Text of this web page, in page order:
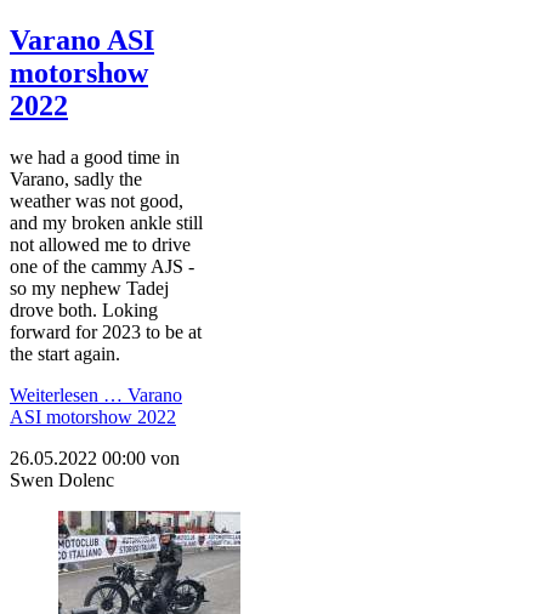
Varano ASI
motorshow
2022
we had a good time in
Varano, sadly the
weather was not good,
and my broken ankle still
not allowed me to drive
one of the cammy AJS -
so my nephew Tadej
drove both. Loking
forward for 2023 to be at
the start again.
Weiterlesen … Varano
ASI motorshow 2022
26.05.2022 00:00 von
Swen Dolenc